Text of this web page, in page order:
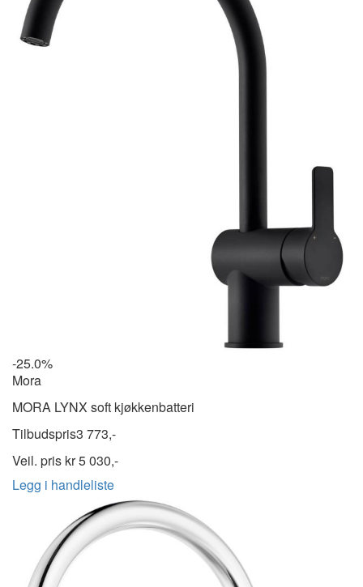
-25.0%
Mora
MORA LYNX soft kjøkkenbatteri
Tilbudspris3 773,-
Veil. pris kr5 030,-
Legg i handleliste